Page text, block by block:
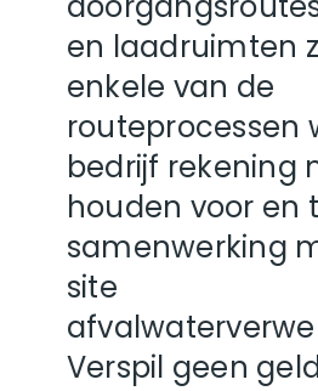
en laadruimten
enkele van de
routeprocessen
bedrijf rekening
houden voor en
samenwerking
site
Verspil geen